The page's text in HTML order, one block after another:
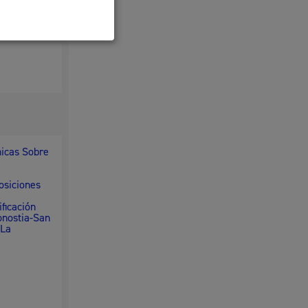
Sobre
San